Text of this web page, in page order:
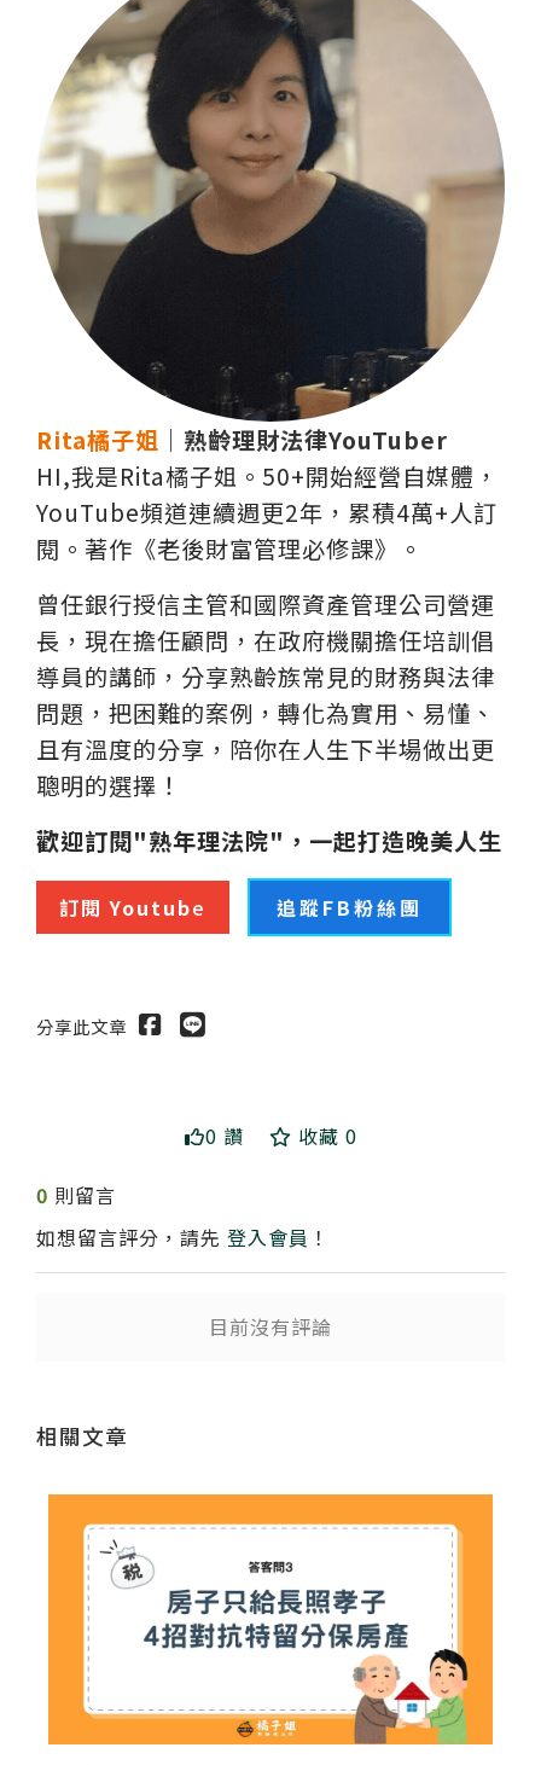
Rita橘子姐 ｜熟齡理財法律YouTuber
HI,我是Rita橘子姐。50+開始經營自媒體，
YouTube頻道連續週更2年，累積4萬+人訂
閱。著作《老後財富管理必修課》。
曾任銀行授信主管和國際資產管理公司營運
長，現在擔任顧問，在政府機關擔任培訓倡
導員的講師，分享熟齡族常見的財務與法律
問題，把困難的案例，轉化為實用、易懂、
且有溫度的分享，陪你在人生下半場做出更
聰明的選擇！
歡迎訂閱"熟年理法院"，一起打造晚美人生
訂閱 Youtube 追蹤FB粉絲團
分享此文章
0 讚 收藏 0
0 則留言
如想留言評分，請先 登入會員 ！
目前沒有評論
相關文章